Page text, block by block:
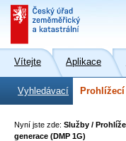
Vítejte Aplikace
Vyhledávací Prohlížecí
Nyní jste zde: Služby /
generace (DMP 1G)